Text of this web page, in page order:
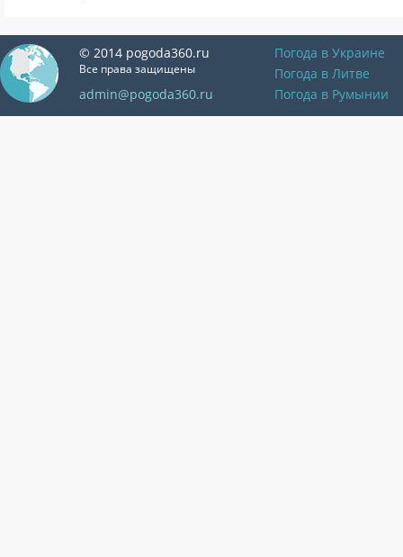
© 2014 pogoda360.ru
Все права защищены
admin@pogoda360.ru
Погода в Украине
Погода в Литве
Погода в Румынии